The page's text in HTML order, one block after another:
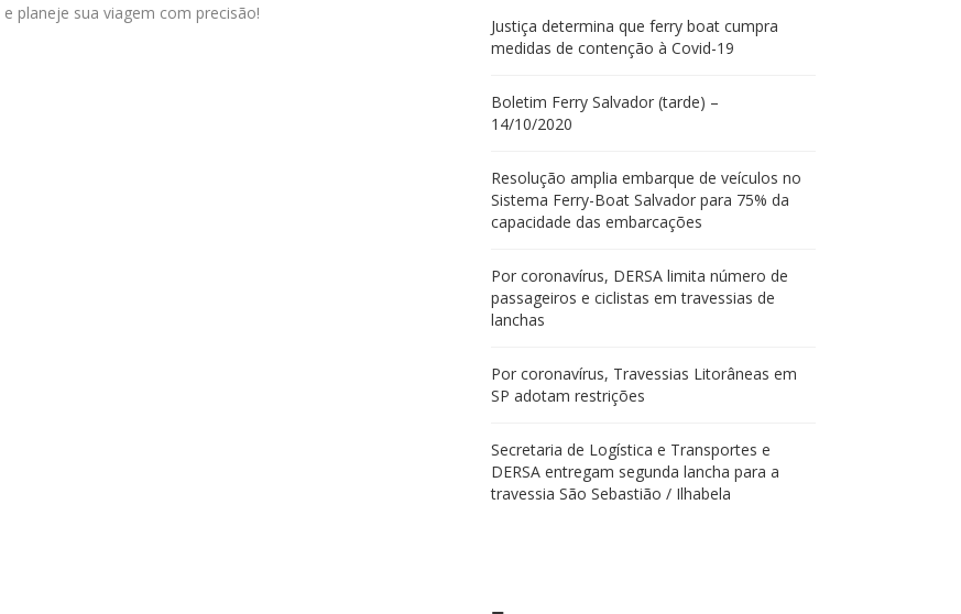
e planeje sua viagem com precisão!
Justiça determina que ferry boat cumpra
medidas de contenção à Covid-19
Boletim Ferry Salvador (tarde) –
14/10/2020
Resolução amplia embarque de veículos no
Sistema Ferry-Boat Salvador para 75% da
capacidade das embarcações
Por coronavírus, DERSA limita número de
passageiros e ciclistas em travessias de
lanchas
Por coronavírus, Travessias Litorâneas em
SP adotam restrições
Secretaria de Logística e Transportes e
DERSA entregam segunda lancha para a
travessia São Sebastião / Ilhabela